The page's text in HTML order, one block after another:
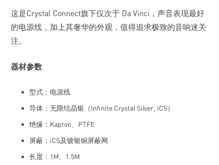
这是Crystal Connect旗下仅次于 Da Vinci，声音表现最好
的电源线，加上其奢华的外观，值得追求极致的音响迷关
注。
器材参数
型式：电源线
导体：无限结晶银（Infinite Crystal Silver, iCS）
绝缘：Kapton、PTFE
屏蔽：iCS及镀银铜屏蔽网
长度：1M、1.5M